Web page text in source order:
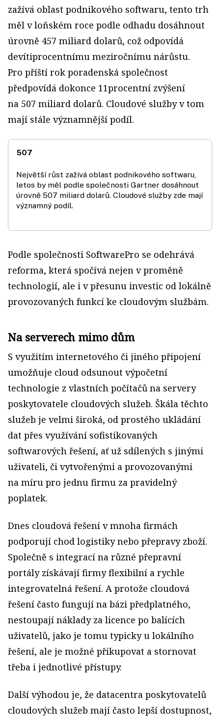
zažívá oblast podnikového softwaru, tento trh
měl v loňském roce podle odhadu dosáhnout
úrovně 457 miliard dolarů, což odpovídá
devítiprocentnímu meziročnímu nárůstu.
Pro příští rok poradenská společnost
předpovídá dokonce 11procentní zvýšení
na 507 miliard dolarů. Cloudové služby v tom
mají stále významnější podíl.
507
Největší růst zažívá oblast podnikového softwaru,
letos by měl podle společnosti Gartner dosáhnout
úrovně 507 miliard dolarů. Cloudové služby zde mají
významný podíl.
Podle společnosti SoftwarePro se odehrává
reforma, která spočívá nejen v proměně
technologií, ale i v přesunu investic od lokálně
provozovaných funkcí ke cloudovým službám.
Na serverech mimo dům
S využitím internetového či jiného připojení
umožňuje cloud odsunout výpočetní
technologie z vlastních počítačů na servery
poskytovatele cloudových služeb. Škála těchto
služeb je velmi široká, od prostého ukládání
dat přes využívání sofistikovaných
softwarových řešení, ať už sdílených s jinými
uživateli, či vytvořenými a provozovanými
na míru pro jednu firmu za pravidelný
poplatek.
Dnes cloudová řešení v mnoha firmách
podporují chod logistiky nebo přepravy zboží.
Společně s integrací na různé přepravní
portály získávají firmy flexibilní a rychle
integrovatelná řešení. A protože cloudová
řešení často fungují na bázi předplatného,
nestoupají náklady za licence po balících
uživatelů, jako je tomu typicky u lokálního
řešení, ale je možné přikupovat a stornovat
třeba i jednotlivé přístupy.
Další výhodou je, že datacentra poskytovatelů
cloudových služeb mají často lepší dostupnost,